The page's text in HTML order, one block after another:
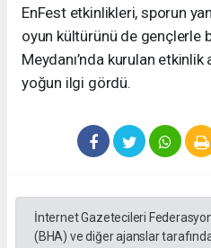
EnFest etkinlikleri, sporun
oyun kültürünü de gençlerle
Meydanı’nda kurulan
yoğun ilgi gördü.
İnternet Gazetecileri
(BHA) ve diğer ajanslar